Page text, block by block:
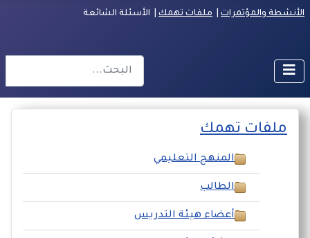
الأنشطة والمؤتمرات ملفات تهمك | الأسئلة الشائعة
ملفات تهمك
المنهج التعليمي
الطالب
أعضاء هيئة التدريس